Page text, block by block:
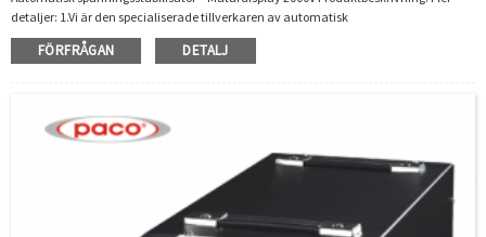
detaljer: 1.Vi är den specialiserade tillverkaren av automatisk
spänningsregulator/stabilisator i 20 år.Vi har praktiserat och riklig
tillverkningserfarenhet.2. Våra produkter var certifierade av
automatiska spänningsstabilisator/regu...
FÖRFRÅGAN DETALJ